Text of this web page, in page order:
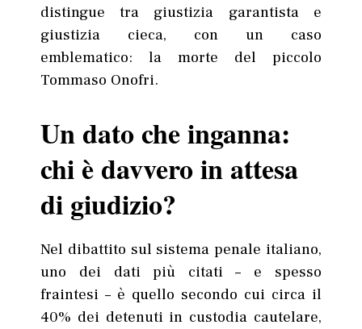
distingue tra giustizia garantista e
giustizia cieca, con un caso
emblematico: la morte del piccolo
Tommaso Onofri.
Un dato che inganna:
chi è davvero in attesa
di giudizio?
Nel dibattito sul sistema penale italiano,
uno dei dati più citati – e spesso
fraintesi – è quello secondo cui circa il
40% dei detenuti in custodia cautelare,